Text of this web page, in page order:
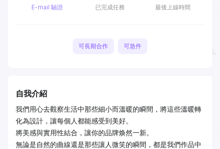
E-mail 驗證 已完成任務 最後上線時間
可長期合作 可急件
自我介紹
我們用心去觀察生活中那些細小而溫暖的瞬間，將這些溫暖轉
化為設計，讓每個人都能感受到美好。
將美感與實用性結合，讓你的品牌焕然一新。
無論是自然的曲線還是那些讓人微笑的瞬間，都是我們作品中